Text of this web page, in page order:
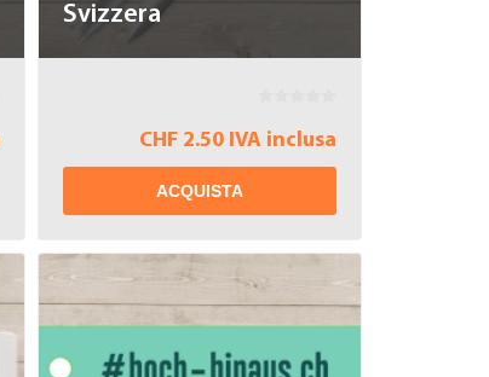
Svizzera
CHF 2.50 IVA inclusa
ACQUISTA